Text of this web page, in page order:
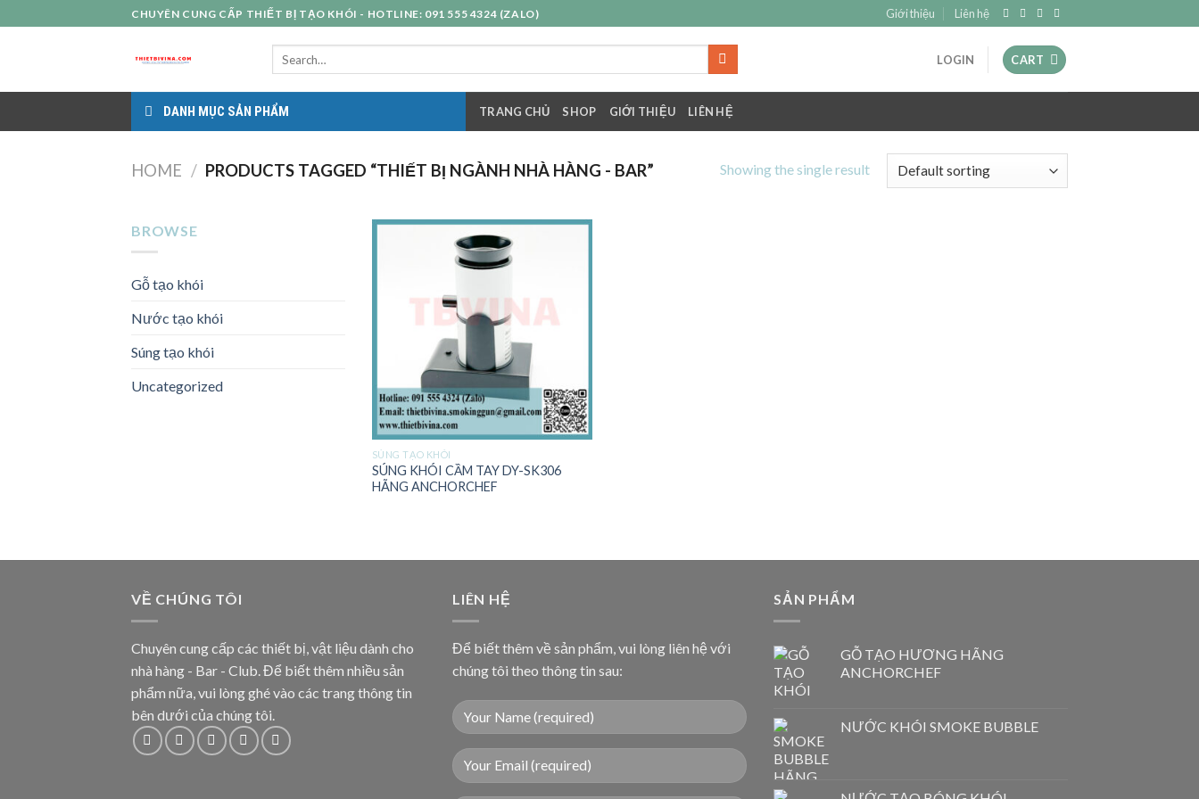
to
CHUYÊN CUNG CẤP THIẾT BỊ TẠO KHÓI - HOTLINE: 091 555 4324 (ZALO) Giới thiệu Liên hệ
LOGIN CART
DANH MỤC SẢN PHẨM TRANG CHỦ SHOP GIỚI THIỆU LIÊN HỆ
HOME / PRODUCTS TAGGED “THIẾT BỊ NGÀNH NHÀ HÀNG - BAR” Showing the single result
BROWSE
Gỗ tạo khói
Nước tạo khói
Súng tạo khói
Uncategorized
SÚNG TẠO KHÓI
SÚNG KHÓI CẦM TAY DY-SK306
HÃNG ANCHORCHEF
VỀ CHÚNG TÔI
Chuyên cung cấp các thiết bị, vật liệu dành cho
nhà hàng - Bar - Club. Để biết thêm nhiều sản
phẩm nữa, vui lòng ghé vào các trang thông tin
bên dưới của chúng tôi.
LIÊN HỆ
Để biết thêm về sản phẩm, vui lòng liên hệ với
chúng tôi theo thông tin sau:
SẢN PHẨM
GỖ TẠO HƯƠNG HÃNG
ANCHORCHEF
NƯỚC KHÓI SMOKE BUBBLE